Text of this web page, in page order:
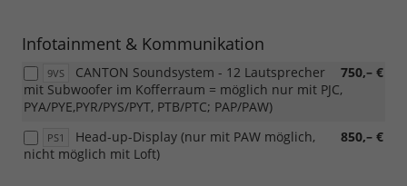
Infotainment & Kommunikation
9VS 750,– €
CANTON Soundsystem - 12 Lautsprecher
mit Subwoofer im Kofferraum = möglich nur mit PJC,
PYA/PYE,PYR/PYS/PYT, PTB/PTC; PAP/PAW)
PS1 850,– €
Head-up-Display (nur mit PAW möglich,
nicht möglich mit Loft)